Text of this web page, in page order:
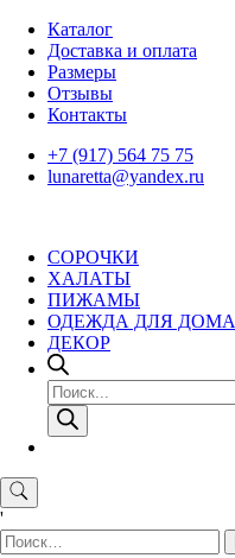
Skip
content
Каталог
Доставка и оплата
Размеры
Отзывы
Контакты
+7 (917) 564 75 75
lunaretta@yandex.ru
СОРОЧКИ
ХАЛАТЫ
ПИЖАМЫ
ОДЕЖДА ДЛЯ ДОМА
ДЕКОР
Поиск
товаров
'
Найти: